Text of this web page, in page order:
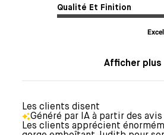
Qualité Et Finition
Afficher plus
Les clients disent
Généré par IA à partir des
Les clients apprécient